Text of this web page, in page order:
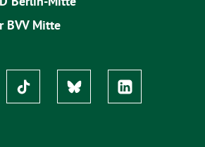
BVV Mitte